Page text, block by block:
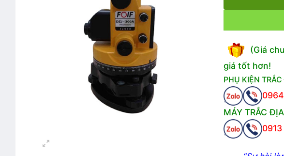
(Giá
giá tốt hơn!
PHỤ KIỆN
MÁY TRẮC ĐỊA